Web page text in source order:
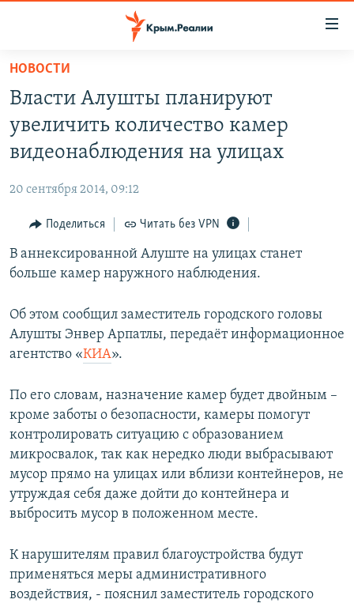
Вернуться
основному
содержанию
Вернутся
главной
навигации
Вернутся
поиску
СПЕЦПРОЕКТЫ
11 ЛЕТ ОККУПАЦИИ КРЫМА. 11 ИСТОРИЙ СОПРОТИВЛЕНИЯ
ЕЩЕ
ИНТЕРАКТИВ
ИНФОГРАФИКА
ТЕЛЕПРОЕКТ КРЫМ.РЕАЛИИ
СОВЕТЫ ПРАВОЗАЩИТНИКОВ
ПРОПАВШИЕ БЕЗ ВЕСТИ
КРЫМ.НЕПОКОРЕННЫЙ
УКРАИНСКАЯ ПРОБЛЕМА КРЫМА
РАДІО СВОБОДА
КАК ОБОЙТИ БЛОКИРОВКУ
Qırımtatar
ПРИСОЕДИНЯЙТЕСЬ!
Все сайты RFE/RL
НОВОСТИ
Власти Алушты планируют
увеличить количество камер
видеонаблюдения на улицах
20 сентября 2014, 09:12
Поделиться Читать без VPN
В аннексированной Алуште на улицах станет
больше камер наружного наблюдения.
Об этом сообщил заместитель городского головы
Алушты Энвер Арпатлы, передаёт информационное
агентство «КИА».
По его словам, назначение камер будет двойным –
кроме заботы о безопасности, камеры помогут
контролировать ситуацию с образованием
микросвалок, так как нередко люди выбрасывают
мусор прямо на улицах или вблизи контейнеров, не
утруждая себя даже дойти до контейнера и
выбросить мусор в положенном месте.
К нарушителям правил благоустройства будут
применяться меры административного
воздействия, - пояснил заместитель городского